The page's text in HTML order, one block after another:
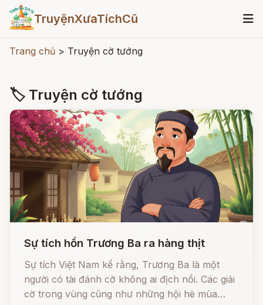
TruyệnXưaTíchCũ
Trang chủ > Truyện cờ tướng
🏷 Truyện cờ tướng
Sự tích hồn Trương Ba ra hàng thịt
Sự tích Việt Nam kể rằng, Trương Ba là một
người có tài đánh cờ không ai địch nổi. Các giải
cờ trong vùng cũng như những hội hè mùa